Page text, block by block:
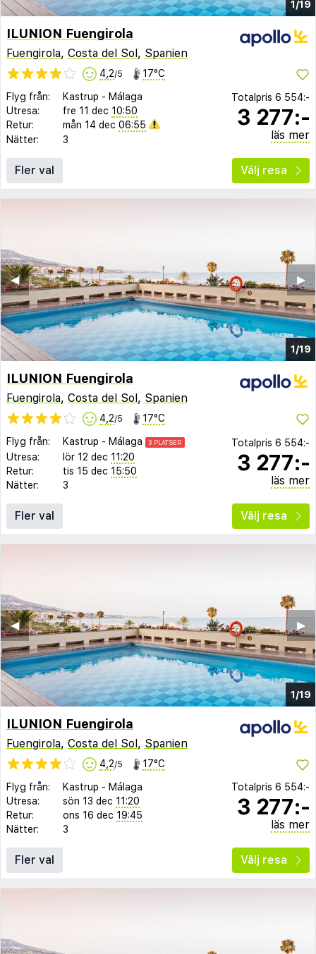
1/19
ILUNION Fuengirola
Fuengirola, Costa del Sol, Spanien
4,2/5 17°C
Flyg från: Kastrup - Málaga
Utresa:
fre 11 dec 10:50
Retur:
mån 14 dec 06:55
Nätter:
3
Totalpris 6 554:-
3 277:-
läs mer
Fler val Välj resa
1/19
▶︎
◀︎
ILUNION Fuengirola
Fuengirola, Costa del Sol, Spanien
4,2/5 17°C
Flyg från: Kastrup - Málaga 3 PLATSER
Utresa: lör 12 dec 11:20
Retur:
tis 15 dec 15:50
Nätter:
3
Totalpris 6 554:-
3 277:-
läs mer
Fler val Välj resa
1/19
▶︎
◀︎
ILUNION Fuengirola
Fuengirola, Costa del Sol, Spanien
4,2/5 17°C
Flyg från: Kastrup - Málaga
Utresa:
sön 13 dec 11:20
Retur:
ons 16 dec 19:45
Nätter:
3
Totalpris 6 554:-
3 277:-
läs mer
Fler val Välj resa